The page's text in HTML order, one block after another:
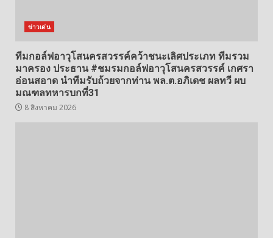
ข่าวเด่น
ทีมกอล์ฟอาวุโสนครสวรรค์คว้าชนะเลิศประเภท ทีมรวม
มาครอง ประธาน #ชมรมกอล์ฟอาวุโสนครสวรรค์ เกศรา
อ่อนสอาด นำทีมรับถ้วยจากท่าน พล.ต.อภิเดช ผลทวี ผบ
มณฑลทหารบกที่31
8 สิงหาคม 2026